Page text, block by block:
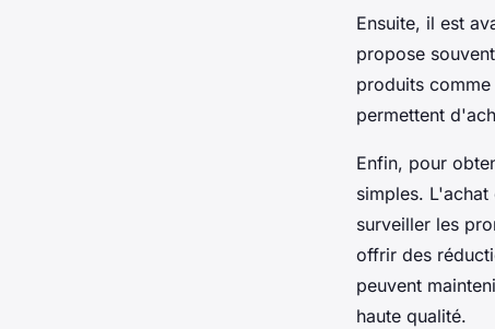
Ensuite, il est
propose
produits
permettent
Enfin, pour
simples.
surveiller les
offrir des
peuvent
haute qualité.